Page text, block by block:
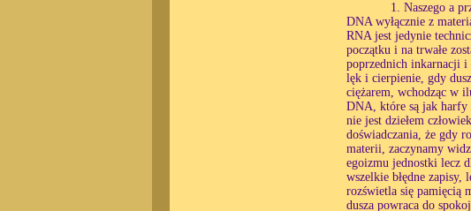
1. Naszego a
DNA wyłącznie z
RNA jest jedynie
początku i na trwałe
poprzednich inkarnacji i
lęk i cierpienie, gdy
ciężarem, wchodząc w
DNA, które są jak harfy
nie jest dziełem
doświadczania, że gdy
materii, zaczynamy
egoizmu jednostki lecz
wszelkie błędne
rozświetla się pamięcią
dusza powraca do